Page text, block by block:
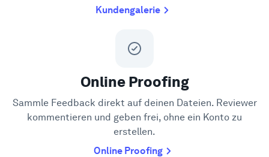
Kundengalerie
Online Proofing
Sammle Feedback direkt auf deinen Dateien. Reviewer
kommentieren und geben frei, ohne ein Konto zu
erstellen.
Online Proofing